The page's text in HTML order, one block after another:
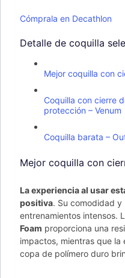
Cómprala en Decathlon
Detalle de coquilla
Mejor coquilla con
Coquilla con cierre
protección – Venum
Coquilla barata –
Mejor coquilla con
La experiencia al usar
positiva. Su comodidad y
entrenamientos intensos.
Foam proporciona una
impactos, mientras que
copa de polímero duro